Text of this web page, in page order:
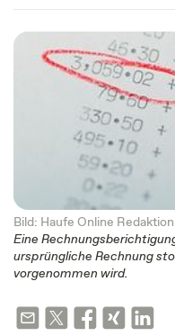
Bild: Haufe Online Redaktion
Eine
ursprüngliche Rechnung
vorgenommen wird.